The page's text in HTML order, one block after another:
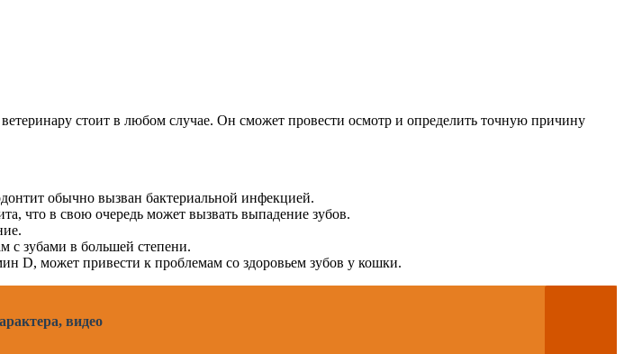
стоит в любом случае. Он сможет провести осмотр и определить точную причину
обычно вызван бактериальной инфекцией.
что в свою очередь может вызвать выпадение зубов.
с зубами в большей степени.
D, может привести к проблемам со здоровьем зубов у кошки.
видео